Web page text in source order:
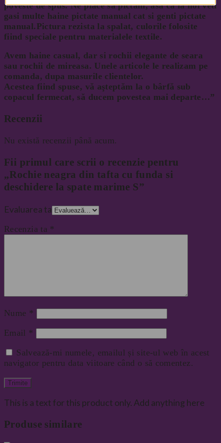
poveste de spus. Ne place sa pictam, asa ca la noi veti
gasi multe haine pictate manual cat si genti pictate
manual.Pictura rezista la spalat, culorile folosite
fiind speciale pentru materialele textile.
Avem haine casual, dar si rochii elegante de seara
sau rochii de mireasa. Unele articole le realizam pe
comanda, dupa masurile clientelor.
Acestea fiind spuse, vă aşteptăm la o bârfă sub
copacul fermecat, să ducem povestea mai departe…”
Recenzii
Nu există recenzii până acum.
Fii primul care scrii o recenzie pentru
„Rochie neagra din tafta cu funda si
deschidere la spate marime S”
Evaluarea ta
Recenzia ta *
Nume *
Email *
Salvează-mi numele, emailul și site-ul web în acest
navigator pentru data viitoare când o să comentez.
This is a text for this product only. Add anything here
Produse similare